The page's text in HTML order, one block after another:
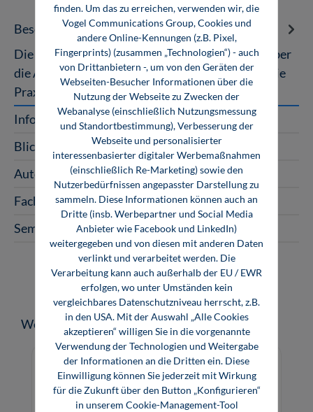
Beschreibung
Die neue EU-Maschinenverordnung Übersicht über
die Änderungen – Lösungen und Antworten für die
Praxis Die EU-Maschinenverord…Mehr
InfoClick
Blick ins Buch
Autoren
Fachartikel zum Buch
Seminar zum Buch
Produktgalerie überspringen
Weitere Produkte zum Thema
finden. Um das zu erreichen, verwenden wir, die
Vogel Communications Group, Cookies und
andere Online-Kennungen (z.B. Pixel,
Fingerprints) (zusammen „Technologien“) - auch
von Drittanbietern -, um von den Geräten der
Webseiten-Besucher Informationen über die
Nutzung der Webseite zu Zwecken der
Webanalyse (einschließlich Nutzungsmessung
und Standortbestimmung), Verbesserung der
Webseite und personalisierter
interessenbasierter digitaler Werbemaßnahmen
(einschließlich Re-Marketing) sowie den
Nutzerbedürfnissen angepasster Darstellung zu
sammeln. Diese Informationen können auch an
Dritte (insb. Werbepartner und Social Media
Anbieter wie Facebook und LinkedIn)
weitergegeben und von diesen mit anderen Daten
verlinkt und verarbeitet werden. Die
Verarbeitung kann auch außerhalb der EU / EWR
erfolgen, wo unter Umständen kein
vergleichbares Datenschutzniveau herrscht, z.B.
in den USA. Mit der Auswahl „Alle Cookies
akzeptieren“ willigen Sie in die vorgenannte
Verwendung der Technologien und Weitergabe
der Informationen an die Dritten ein. Diese
Einwilligung können Sie jederzeit mit Wirkung
für die Zukunft über den Button „Konfigurieren“
in unserem Cookie-Management-Tool